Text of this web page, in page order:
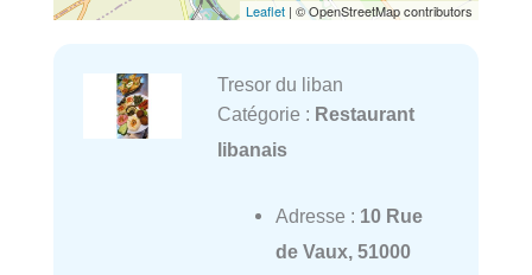
Leaflet | © OpenStreetMap contributors
Tresor du liban
Catégorie : Restaurant
libanais
Adresse : 10 Rue
de Vaux, 51000